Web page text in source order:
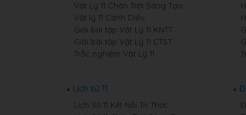
Vật Lý 11 Chân Trời Sáng Tạo
Vật lý 11 Cánh Diều
Giải bài tập Vật Lý 11 KNTT
Giải bài tập Vật Lý 11 CTST
Trắc nghiệm Vật Lý 11
Lịch sử 11
Lịch Sử 11 Kết Nối Tri Thức